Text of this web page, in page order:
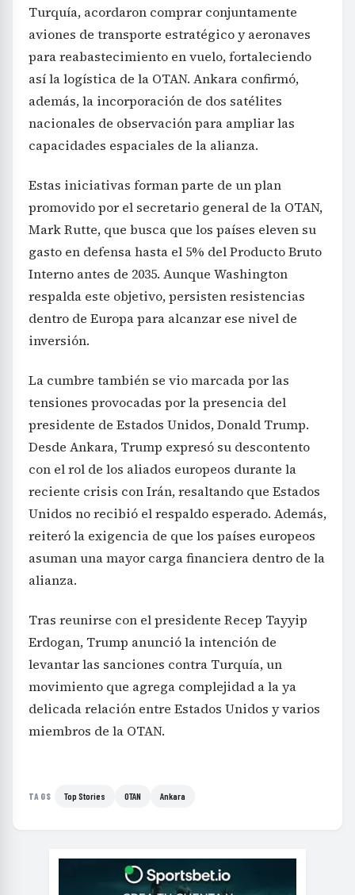
Turquía, acordaron comprar conjuntamente
aviones de transporte estratégico y aeronaves
para reabastecimiento en vuelo, fortaleciendo
así la logística de la OTAN. Ankara confirmó,
además, la incorporación de dos satélites
nacionales de observación para ampliar las
capacidades espaciales de la alianza.
Estas iniciativas forman parte de un plan
promovido por el secretario general de la OTAN,
Mark Rutte, que busca que los países eleven su
gasto en defensa hasta el 5% del Producto Bruto
Interno antes de 2035. Aunque Washington
respalda este objetivo, persisten resistencias
dentro de Europa para alcanzar ese nivel de
inversión.
La cumbre también se vio marcada por las
tensiones provocadas por la presencia del
presidente de Estados Unidos, Donald Trump.
Desde Ankara, Trump expresó su descontento
con el rol de los aliados europeos durante la
reciente crisis con Irán, resaltando que Estados
Unidos no recibió el respaldo esperado. Además,
reiteró la exigencia de que los países europeos
asuman una mayor carga financiera dentro de la
alianza.
Tras reunirse con el presidente Recep Tayyip
Erdogan, Trump anunció la intención de
levantar las sanciones contra Turquía, un
movimiento que agrega complejidad a la ya
delicada relación entre Estados Unidos y varios
miembros de la OTAN.
TAGS Top Stories OTAN Ankara